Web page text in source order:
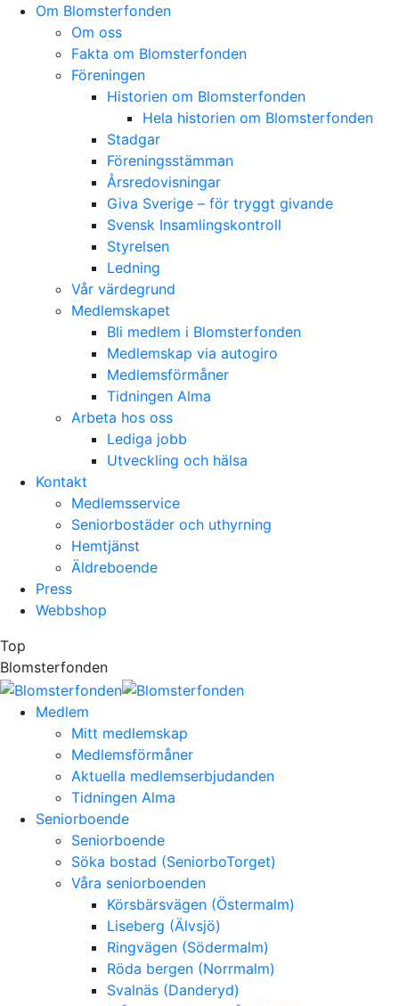
Skip
Om Blomsterfonden
Om oss
Fakta om Blomsterfonden
Föreningen
Historien om Blomsterfonden
Hela historien om Blomsterfonden
Stadgar
Föreningsstämman
Årsredovisningar
Giva Sverige – för tryggt givande
Svensk Insamlingskontroll
Styrelsen
Ledning
Vår värdegrund
Medlemskapet
Bli medlem i Blomsterfonden
Medlemskap via autogiro
Medlemsförmåner
Tidningen Alma
Arbeta hos oss
Lediga jobb
Utveckling och hälsa
Kontakt
Medlemsservice
Seniorbostäder och uthyrning
Hemtjänst
Äldreboende
Press
Webbshop
Top
Blomsterfonden
Medlem
Mitt medlemskap
Medlemsförmåner
Aktuella medlemserbjudanden
Tidningen Alma
Seniorboende
Seniorboende
Söka bostad (SeniorboTorget)
Våra seniorboenden
Körsbärsvägen (Östermalm)
Liseberg (Älvsjö)
Ringvägen (Södermalm)
Röda bergen (Norrmalm)
Svalnäs (Danderyd)